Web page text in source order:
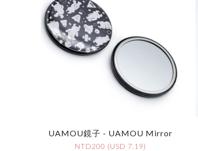
UAMOU鏡子 - UAMOU Mirror
NTD200 (USD 7.19)